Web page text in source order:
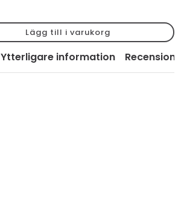
Lägg till i varukorg
Ytterligare information